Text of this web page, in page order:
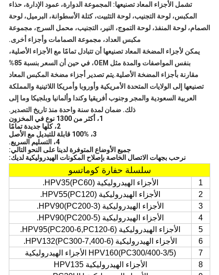
تشمل الأجزاء المعاد تصنيعها: المجموعة الدوارة، عمود الإدارة، حذاء
المكبس، لوحة التجنيب، لوحة التثبيت، كتلة الأسطوانة، البرميل، لوحة
الصمام، لوحة المنفذ، لوحة التموج، النير، التجنيب، محمل السرج، مجموعة
مكبس العداد، مجموعة الصمامات وأجزاء أخرى.
يمكن لأجزاء المضخة المعاد تصنيعها أن تتبادل تمامًا مع الأجزاء الأصلية،
بنفس المواصفات والمدة مثل OEM، في حين أن السعر بنسبة 85%
مقارنة بأجزاء المضخة الأصلية.يتم تصدير أجزاء مضخة المكبس المعاد
تصنيعها إلى الولايات المتحدة الأمريكية وأوروبا وأمريكا اللاتينية والمملكة
العربية السعودية والمجر وجنوب أفريقيا وكندا وألمانيا وبلجيكا وما إلى
ذلك. ضمان لمدة سنة واحدة منذ تاريخ التصدير.
1، أكثر من 1300 نوع في المخزون
2، كلها جديدة تمامًا
3، 100% قابلة للتبديل مع الأصل
4، التسليم السريع.
جميع الأوضاع المتوفرة لدينا على النحو التالي:
نرحب بجهات الاتصال الخاصة بإصلاح المكونات الهيدروليكية لديك:
سلسلة حفارة كوماتسو
1
الأجزاء الهيدروليكية HPV35(PC60).
2
الأجزاء الهيدروليكية HPV55(PC120).
3
الأجزاء الهيدروليكية HPV90(PC200-3).
4
الأجزاء الهيدروليكية HPV90(PC200-5).
5
الأجزاء الهيدروليكية HPV95(PC200-6,PC120-6).
6
الأجزاء الهيدروليكية HPV132(PC300-7,400-6).
7
HPV160(PC300/400-3/5) الأجزاء الهيدروليكية
8
الأجزاء الهيدروليكية HPV135